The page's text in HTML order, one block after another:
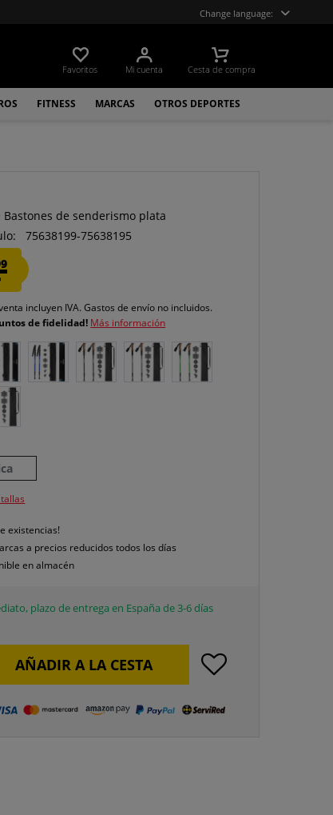
Change language:
Favoritos Mi cuenta Cesta de compra
FITNESS MARCAS OTROS DEPORTES
Bastones de senderismo plata
75638199-75638195
incluyen IVA.Gastos de envío no incluidos.
de fidelidad! Más información
existencias!
a precios reducidos todos los días
en almacén
plazo de entrega en España de 3-6 días
AÑADIR A LA CESTA